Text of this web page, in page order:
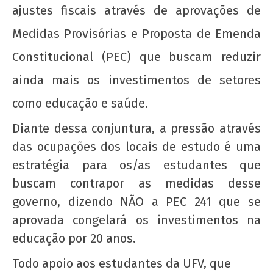
21 de
outubro
de 2016
admin
ajustes fiscais através de aprovações de
Medidas Provisórias e Proposta de Emenda
Constitucional (PEC) que buscam reduzir
ainda mais os investimentos de setores
como educação e saúde.
Diante dessa conjuntura, a pressão através
das ocupações dos locais de estudo é uma
estratégia para os/as estudantes que
buscam contrapor as medidas desse
governo, dizendo NÃO a PEC 241 que se
aprovada congelará os investimentos na
educação por 20 anos.
Todo apoio aos estudantes da UFV, que